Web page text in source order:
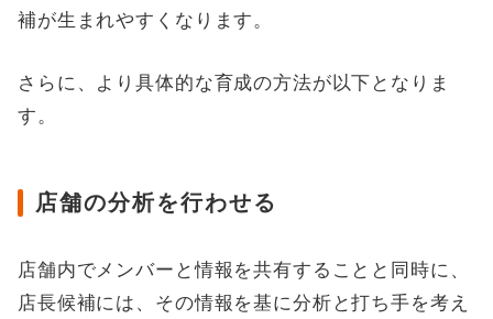
補が生まれやすくなります。
さらに、より具体的な育成の方法が以下となりま
す。
店舗の分析を行わせる
店舗内でメンバーと情報を共有することと同時に、
店長候補には、その情報を基に分析と打ち手を考え